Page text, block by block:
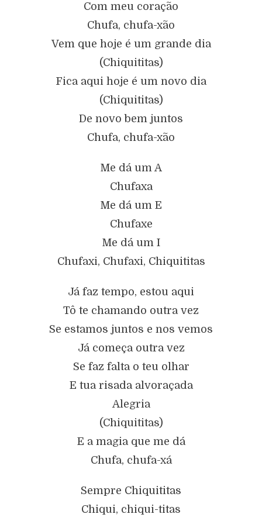
Com meu coração
Chufa, chufa-xão
Vem que hoje é um grande dia
(Chiquititas)
Fica aqui hoje é um novo dia
(Chiquititas)
De novo bem juntos
Chufa, chufa-xão
Me dá um A
Chufaxa
Me dá um E
Chufaxe
Me dá um I
Chufaxi, Chufaxi, Chiquititas
Já faz tempo, estou aqui
Tô te chamando outra vez
Se estamos juntos e nos vemos
Já começa outra vez
Se faz falta o teu olhar
E tua risada alvoraçada
Alegria
(Chiquititas)
E a magia que me dá
Chufa, chufa-xá
Sempre Chiquititas
Chiqui, chiqui-titas